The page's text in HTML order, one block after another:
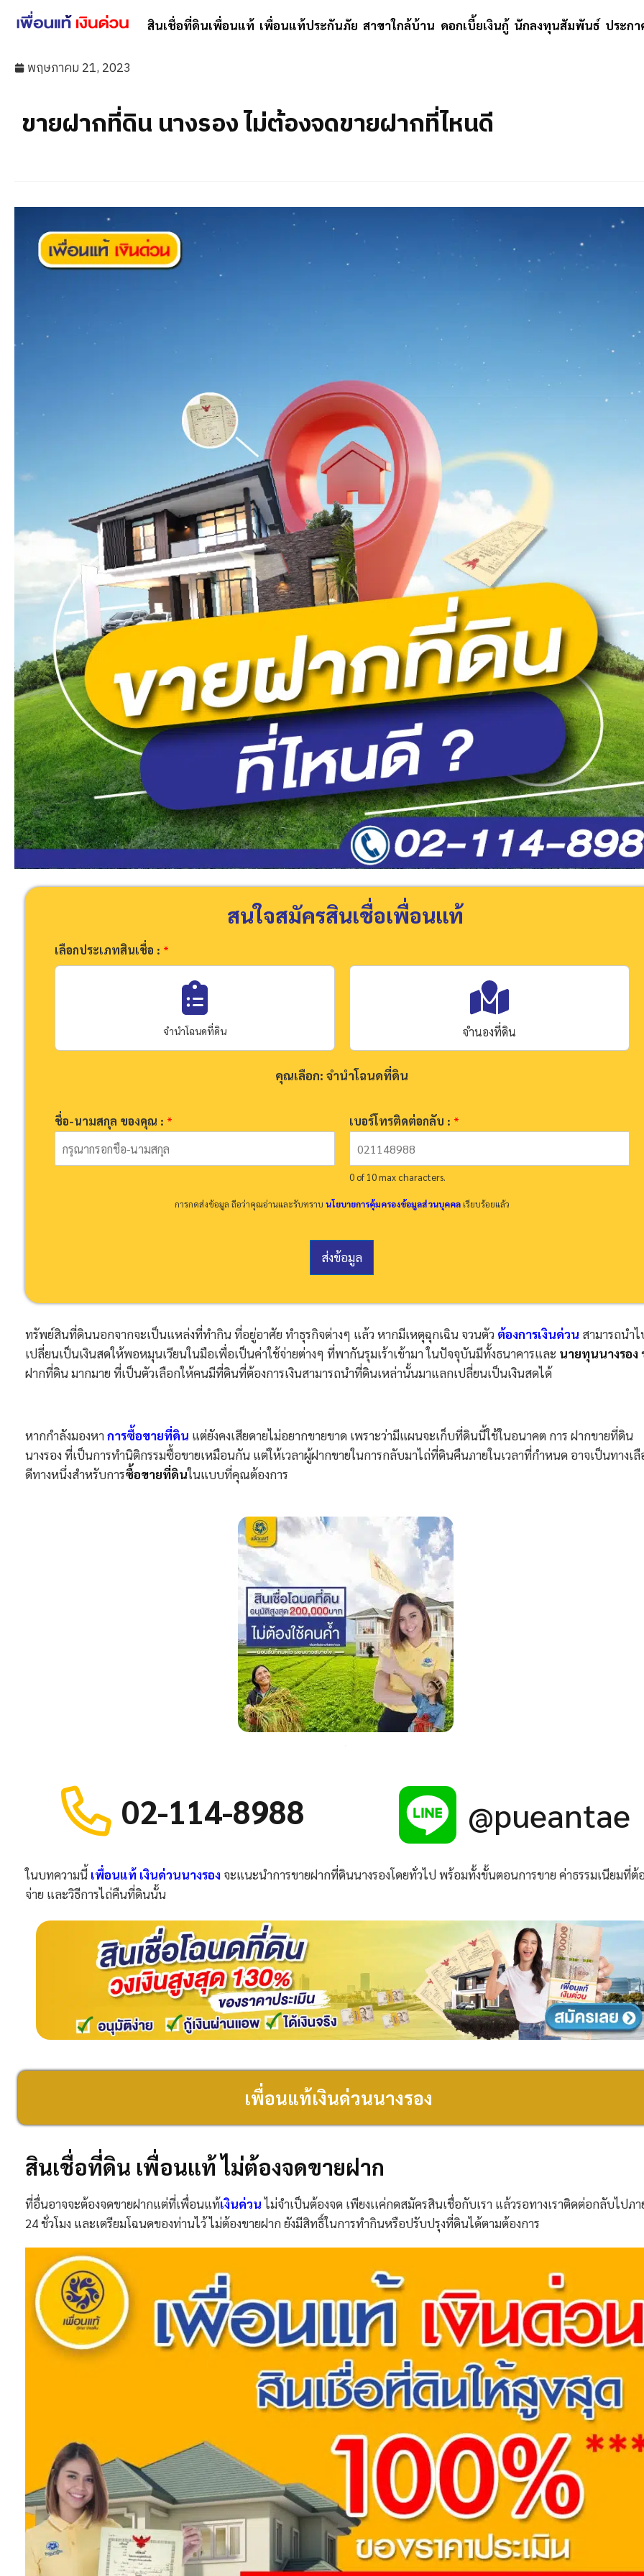
สินเชื่อที่ดินเพื่อนแท้ เพื่อนแท้ประกันภัย สาขาใกล้บ้าน ดอกเบี้ยเงินกู้ นักลงทุนสัมพันธ์ ประก
พฤษภาคม 21, 2023
ขายฝากที่ดิน นางรอง ไม่ต้องจดขายฝากที่ไหนดี
สนใจสมัครสินเชื่อเพื่อนแท้
เลือกประเภทสินเชื่อ : *
จำนำโฉนดที่ดิน จำนองที่ดิน
คุณเลือก: จำนำโฉนดที่ดิน
ชื่อ-นามสกุล ของคุณ : * เบอร์โทรติดต่อกลับ : *
0 of 10 max characters.
การกดส่งข้อมูล ถือว่าคุณอ่านและรับทราบ นโยบายการคุ้มครองข้อมูลส่วนบุคคลเรียบร้อยแล้ว
กุ
ล
ส่งข้อมูล
ทรัพย์สินที่ดินนอกจากจะเป็นแหล่งที่ทำกิน ที่อยู่อาศัย ทำธุรกิจต่างๆ แล้ว หากมีเหตุฉุกเฉิน จวนตัว ต้องการเงินด่วน สามารถนำ
เปลี่ยนเป็นเงินสดให้พอหมุนเวียนในมือเพื่อเป็นค่าใช้จ่ายต่างๆ ที่พากันรุมเร้าเข้ามา ในปัจจุบันมีทั้งธนาคารและ นายทุนนางรอง
ฝากที่ดิน มากมาย ที่เป็นตัวเลือกให้คนมีที่ดินที่ต้องการเงินสามารถนำที่ดินเหล่านั้นมาแลกเปลี่ยนเป็นเงินสดได้
หากกำลังมองหา การซื้อขายที่ดิน แต่ยังคงเสียดายไม่อยากขายขาด เพราะว่ามีแผนจะเก็บที่ดินนี้ใช้ในอนาคต การ ฝากขายที่ดิน
นางรอง ที่เป็นการทำนิติกรรมซื้อขายเหมือนกัน แต่ให้เวลาผู้ฝากขายในการกลับมาไถ่ที่ดินคืนภายในเวลาที่กำหนด อาจเป็นทางเ
ดีทางหนึ่งสำหรับการซื้อขายที่ดินในแบบที่คุณต้องการ
02-114-8988 @pueantae
ในบทความนี้ เพื่อนแท้ เงินด่วนนางรอง จะแนะนำการขายฝากที่ดินนางรองโดยทั่วไป พร้อมทั้งขั้นตอนการขาย ค่าธรรมเนียมที่ต้
จ่าย และวิธีการไถ่คืนที่ดินนั้น
เพื่อนแท้เงินด่วนนางรอง
สินเชื่อที่ดิน เพื่อนแท้ ไม่ต้องจดขายฝาก
ที่อื่นอาจจะต้องจดขายฝากแต่ที่เพื่อนแท้เงินด่วนไม่จำเป็นต้องจด เพียงเเค่กดสมัครสินเชื่อกับเรา แล้วรอทางเราติดต่อกลับไปภา
24 ชั่วโมง และเตรียมโฉนดของท่านไว้ ไม่ต้องขายฝาก ยังมีสิทธิ์ในการทำกินหรือปรับปรุงที่ดินได้ตามต้องการ